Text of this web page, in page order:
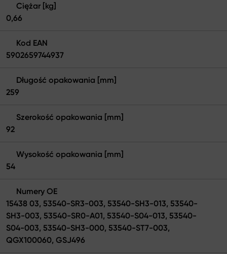
Ciężar [kg]
0,66
Kod EAN
5902659744937
Długość opakowania [mm]
259
Szerokość opakowania [mm]
92
Wysokość opakowania [mm]
54
Numery OE
15438 03, 53540-SR3-003, 53540-SH3-013, 53540-
SH3-003, 53540-SR0-A01, 53540-S04-013, 53540-
S04-003, 53540-SH3-000, 53540-ST7-003,
QGX100060, GSJ496